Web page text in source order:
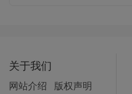
关于我们
网站介绍
版权声明